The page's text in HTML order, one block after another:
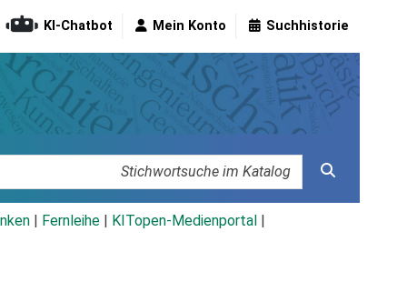
KI-Chatbot Mein Konto Suchhistorie
Fernleihe KITopen-Medienportal